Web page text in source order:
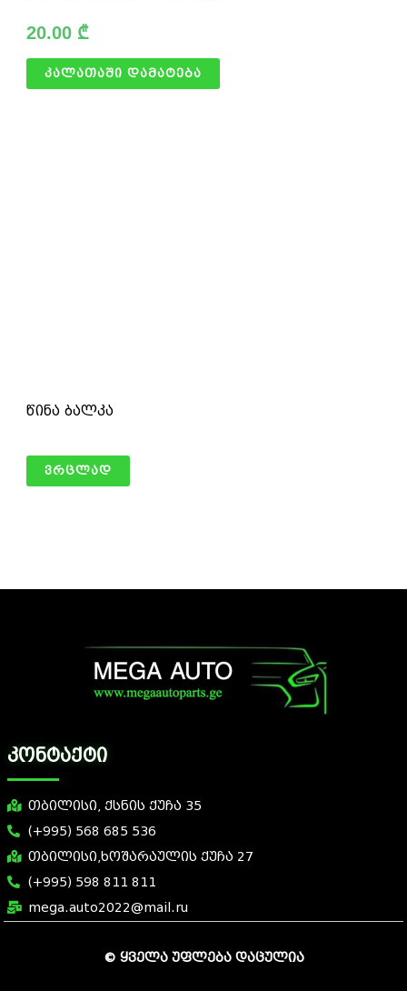
20.00 ₾
კალათაში დამატება
წინა ბალკა
ვრცლად
კონტაქტი
თბილისი, ქსნის ქუჩა 35
(+995) 568 685 536
თბილისი,ხოშარაულის ქუჩა 27
(+995) 598 811 811
mega.auto2022@mail.ru
© ყველა უფლება დაცულია